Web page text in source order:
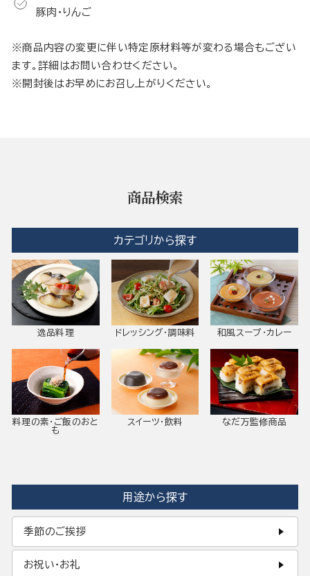
豚肉・りんご
※商品内容の変更に伴い特定原材料等が変わる場合もござい
ます。詳細はお問い合わせください。
※開封後はお早めにお召し上がりください。
商品検索
カテゴリから探す
逸品料理 ドレッシング・調味料 和風スープ・カレー
料理の素・ご飯のおと
も
スイーツ・飲料 なだ万監修商品
用途から探す
季節のご挨拶
お祝い・お礼